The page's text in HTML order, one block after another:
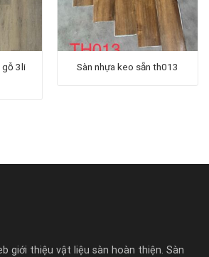
gỗ 3li
Sàn nhựa keo sẵn th013
giới thiệu vật liệu sàn hoàn thiện. Sàn